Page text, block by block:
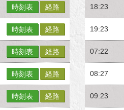
時刻表 経路
時刻表 経路
時刻表 経路
時刻表 経路
時刻表 経路
18:23
19:23
07:22
08:27
09:23